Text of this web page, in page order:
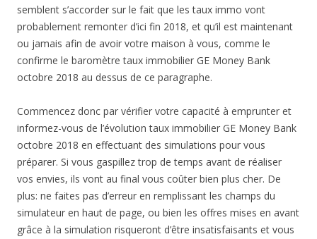
semblent s’accorder sur le fait que les taux immo vont
probablement remonter d’ici fin 2018, et qu’il est maintenant
ou jamais afin de avoir votre maison à vous, comme le
confirme le baromètre taux immobilier GE Money Bank
octobre 2018 au dessus de ce paragraphe.
Commencez donc par vérifier votre capacité à emprunter et
informez-vous de l’évolution taux immobilier GE Money Bank
octobre 2018 en effectuant des simulations pour vous
préparer. Si vous gaspillez trop de temps avant de réaliser
vos envies, ils vont au final vous coûter bien plus cher. De
plus: ne faites pas d’erreur en remplissant les champs du
simulateur en haut de page, ou bien les offres mises en avant
grâce à la simulation risqueront d’être insatisfaisants et vous